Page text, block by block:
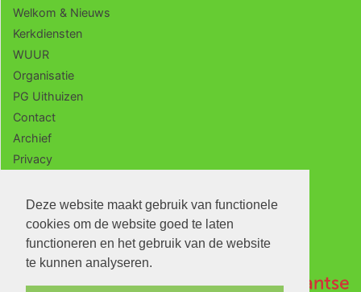
Deze website maakt gebruik van functionele
cookies om de website goed te laten
functioneren en het gebruik van de website
te kunnen analyseren.
Welkom & Nieuws
Kerkdiensten
WUUR
Organisatie
PG Uithuizen
Contact
Archief
Privacy